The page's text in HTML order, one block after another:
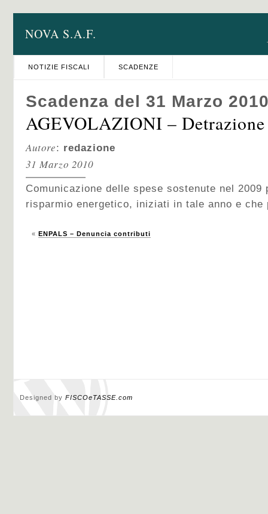
NOVA S.A.F.
NOTIZIE FISCALI SCADENZE
Scadenza del 31 Marzo
AGEVOLAZIONI –
Autore: redazione
31 Marzo 2010
Comunicazione delle spese sostenute nel
risparmio energetico, iniziati in tale anno e che
« ENPALS – Denuncia contributi
Designed by FISCOeTASSE.com